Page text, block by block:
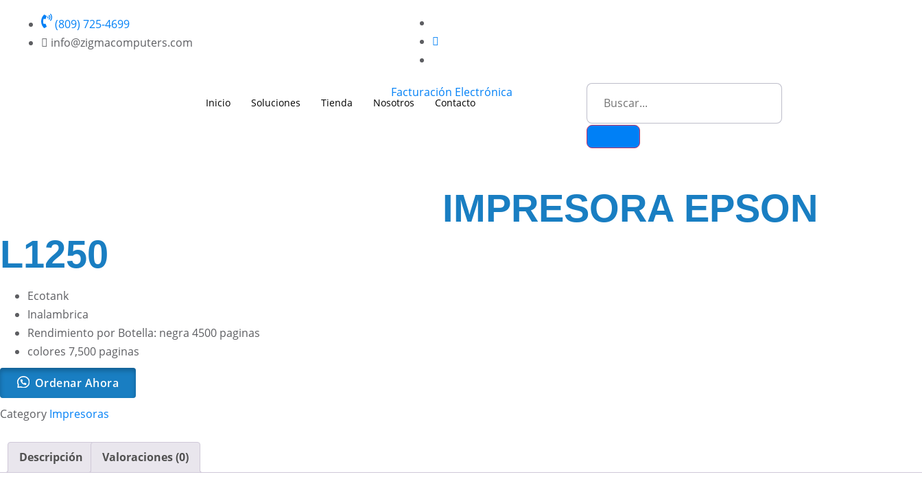
(809) 725-4699
info@zigmacomputers.com
Inicio Soluciones Tienda Nosotros Contacto
Facturación Electrónica
IMPRESORA EPSON
L1250
Ecotank
Inalambrica
Rendimiento por Botella: negra 4500 paginas
colores 7,500 paginas
Ordenar Ahora
Category Impresoras
Descripción Valoraciones (0)